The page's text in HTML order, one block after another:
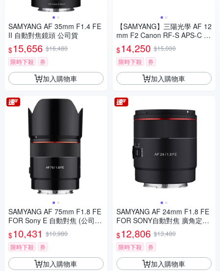
SAMYANG AF 35mm F1.4 FE
II 自動對焦鏡頭 公司貨
$15,656 $16,480
限時下殺
券
加入購物車
SAMYANG AF 75mm F1.8 FE
FOR Sony E 自動對焦 (公司
貨)
$10,431 $10,980
限時下殺
券
加入購物車
【SAMYANG】三陽光學 AF 12
mm F2 Canon RF-S APS-C 自
動對焦鏡頭 公司貨
$14,250 $15,000
限時下殺
券
加入購物車
SAMYANG AF 24mm F1.8 FE
FOR SONY自動對焦 廣角定焦
鏡頭 (公司貨)
$12,806 $13,480
限時下殺
券
加入購物車